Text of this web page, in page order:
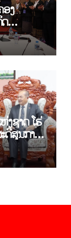
ອງ
ບົດບັນທຶກ
ງຊາດ ໂຮ່
ດີສູນກາງ